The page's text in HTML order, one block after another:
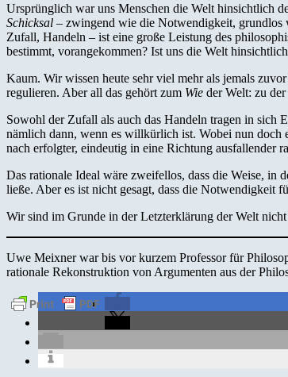
Ursprünglich war uns Menschen die Welt hinsichtlich
Schicksal – zwingend wie die Notwendigkeit, grundlos
Zufall, Handeln – ist eine große Leistung des
bestimmt, vorangekommen? Ist uns die Welt
Kaum. Wir wissen heute sehr viel mehr als jemals
regulieren. Aber all das gehört zum Wie der Welt: zu der
Sowohl der Zufall als auch das Handeln tragen in sich
nämlich dann, wenn es willkürlich ist. Wobei nun doch
nach erfolgter, eindeutig in eine Richtung ausfallender
Das rationale Ideal wäre zweifellos, dass die Weise, in
ließe. Aber es ist nicht gesagt, dass die Notwendigkeit
Wir sind im Grunde in der Letzterklärung der Welt
Uwe Meixner war bis vor kurzem Professor für
rationale Rekonstruktion von Argumenten aus der